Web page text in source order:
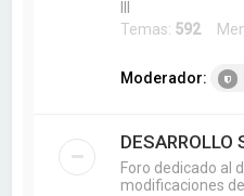
Temas: 592
Moderador:
DESARROLLO
Foro dedicado al
modificaciones